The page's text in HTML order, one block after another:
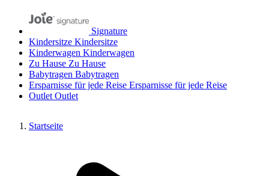
Signature
Kindersitze Kindersitze
Kinderwagen Kinderwagen
Zu Hause Zu Hause
Babytragen Babytragen
Ersparnisse für jede Reise Ersparnisse für jede Reise
Outlet Outlet
Startseite